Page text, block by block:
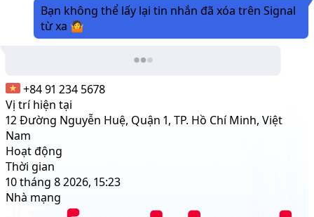
Bạn không thể lấy lại tin nhắn đã xóa trên Signal
từ xa 🤷
+84 91 234 5678
Vị trí hiện tại
12 Đường Nguyễn Huệ, Quận 1, TP. Hồ Chí Minh, Việt
Nam
Hoạt động
Thời gian
10 tháng 8 2026, 15:23
Nhà mạng